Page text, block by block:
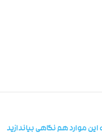
موارد هم نگاهی بیاندازید